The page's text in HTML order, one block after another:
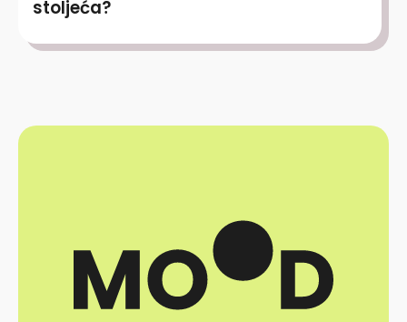
stoljeća?